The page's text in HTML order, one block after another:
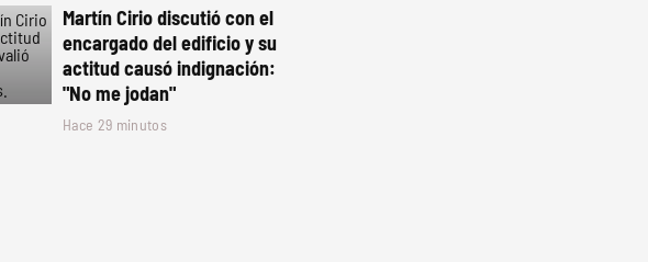
Martín Cirio discutió con el
encargado del edificio y su
actitud causó indignación:
"No me jodan"
Hace 29 minutos